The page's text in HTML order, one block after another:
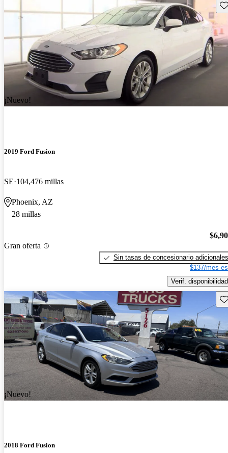
¡Nuevo!
2019 Ford Fusion
SE 104,476 millas
Phoenix, AZ
28 millas
Gran oferta
Sin tasas de concesionario adicionales
$137/mes
Verif. disponibilidad
¡Nuevo!
2018 Ford Fusion